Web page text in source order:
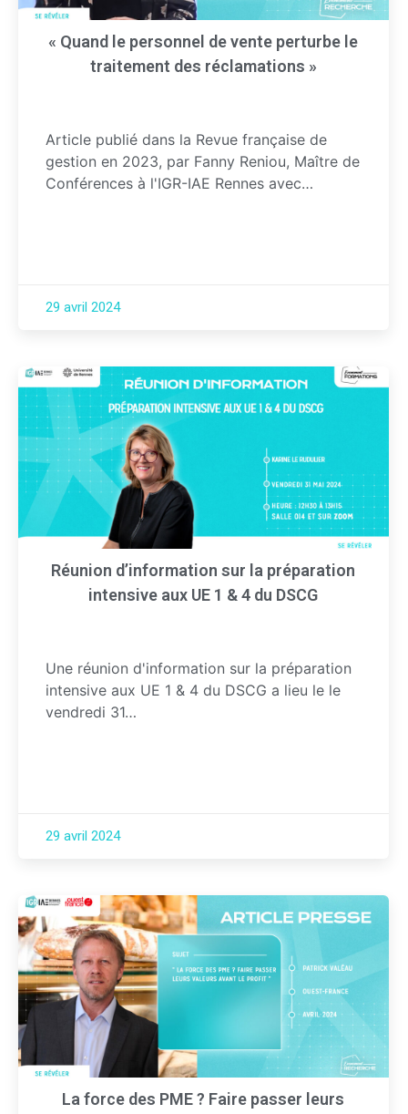
« Quand le personnel de vente perturbe le
traitement des réclamations »
Article publié dans la Revue française de
gestion en 2023, par Fanny Reniou, Maître de
Conférences à l'IGR-IAE Rennes avec…
29 avril 2024
Réunion d’information sur la préparation
intensive aux UE 1 & 4 du DSCG
Une réunion d'information sur la préparation
intensive aux UE 1 & 4 du DSCG a lieu le le
vendredi 31…
29 avril 2024
La force des PME ? Faire passer leurs